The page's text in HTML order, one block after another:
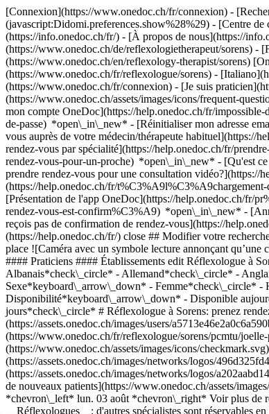
[Connexion](https://www.onedoc.ch/fr/connexion) -
(javascript:Didomi.preferences.show%28%29) - [Centre
(https://info.onedoc.ch/fr/) - [À propos de nous](https://
(https://www.onedoc.ch/de/reflexologietherapeut/sorens)
(https://www.onedoc.ch/en/reflexology-therapist/sorens)
(https://www.onedoc.ch/fr/reflexologue/sorens) -
(https://www.onedoc.ch/fr/connexion) - [Je suis
(https://www.onedoc.ch/assets/images/icons/frequent-
mon compte OneDoc](https://help.onedoc.ch/fr/
de-passe) *open\_in\_new* - [Réinitialiser mon adresse
vous auprès de votre médecin/thérapeute
rendez-vous par spécialité](https://help.onedoc.ch/fr/
rendez-vous-pour-un-proche) *open\_in\_new* - [Qu'est
prendre rendez-vous pour une consultation
(https://help.onedoc.ch/fr/
[Présentation de l'app OneDoc](https://help.onedoc.ch/fr/